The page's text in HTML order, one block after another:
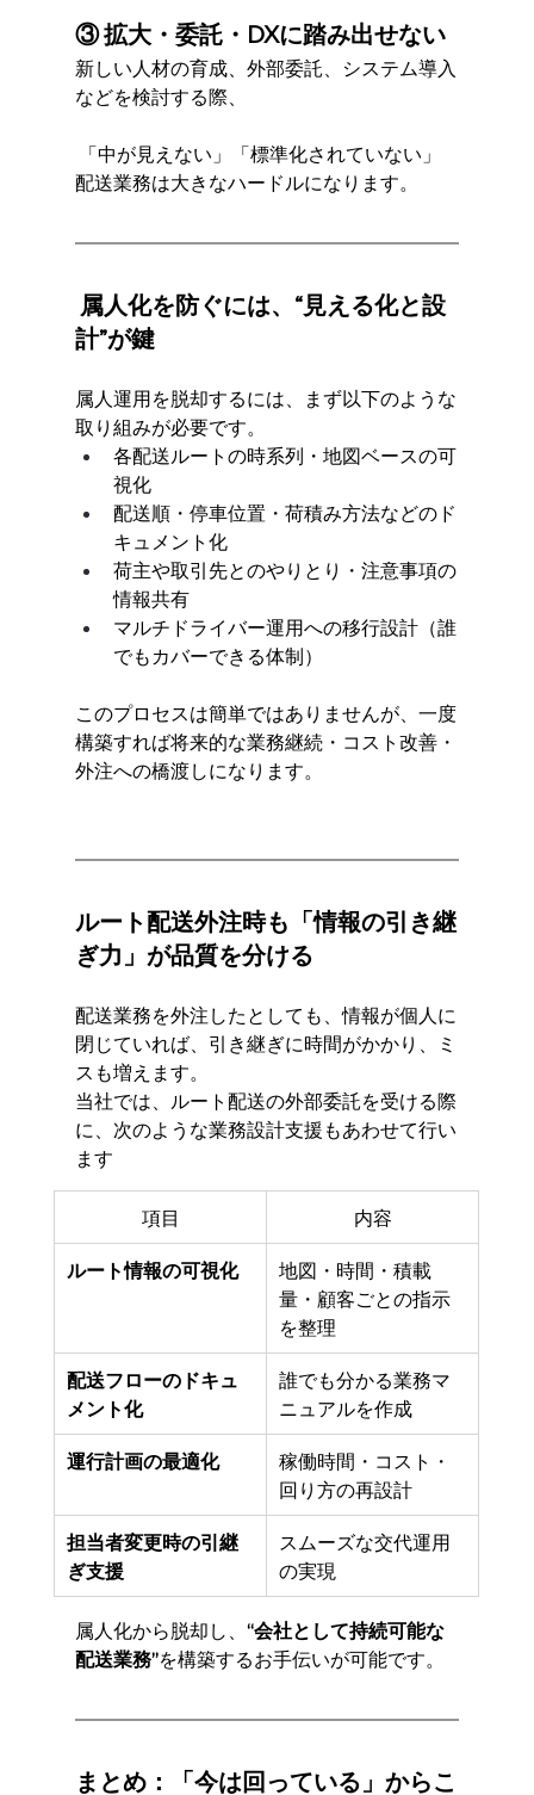
③ 拡大・委託・DXに踏み出せない
新しい人材の育成、外部委託、システム導入
などを検討する際、
「中が見えない」「標準化されていない」
配送業務は大きなハードルになります。
属人化を防ぐには、“見える化と設
計”が鍵
属人運用を脱却するには、まず以下のような
取り組みが必要です。
各配送ルートの時系列・地図ベースの可
視化
配送順・停車位置・荷積み方法などのド
キュメント化
荷主や取引先とのやりとり・注意事項の
情報共有
マルチドライバー運用への移行設計（誰
でもカバーできる体制）
このプロセスは簡単ではありませんが、一度
構築すれば将来的な業務継続・コスト改善・
外注への橋渡しになります。
ルート配送外注時も「情報の引き継
ぎ力」が品質を分ける
配送業務を外注したとしても、情報が個人に
閉じていれば、引き継ぎに時間がかかり、ミ
スも増えます。
当社では、ルート配送の外部委託を受ける際
に、次のような業務設計支援もあわせて行い
ます
項目 内容
ルート情報の可視化
地図・時間・積載
量・顧客ごとの指示
を整理
配送フローのドキュ
メント化
誰でも分かる業務マ
ニュアルを作成
運行計画の最適化
稼働時間・コスト・
回り方の再設計
担当者変更時の引継
ぎ支援
スムーズな交代運用
の実現
属人化から脱却し、 “会社として持続可能な
配送業務”を構築するお手伝いが可能です。
まとめ：「今は回っている」からこ